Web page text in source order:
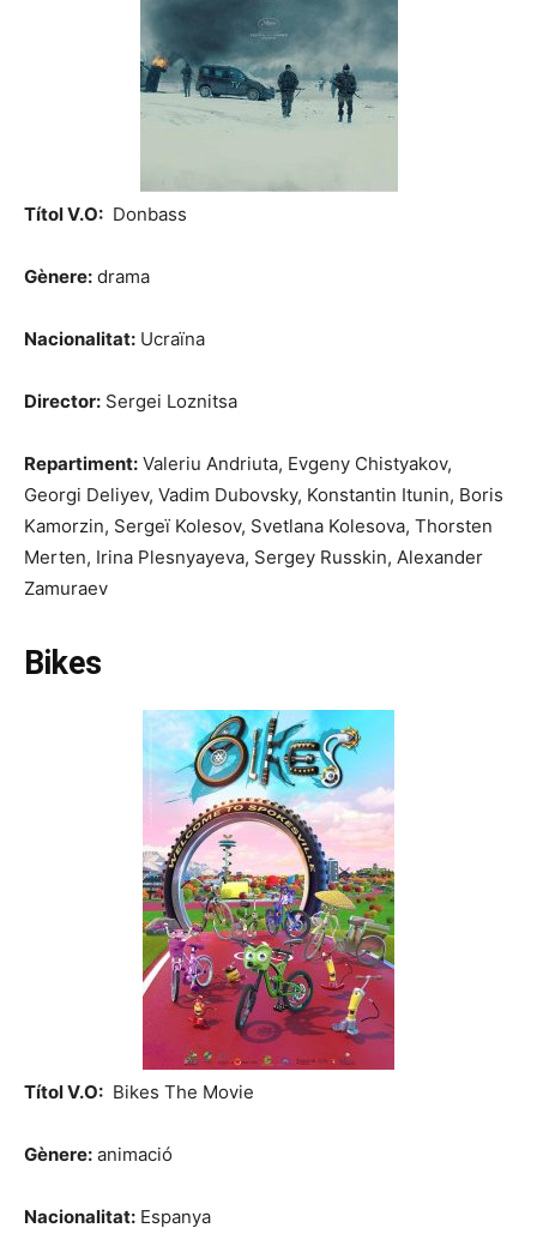
Títol V.O: Donbass
Gènere: drama
Nacionalitat: Ucraïna
Director: Sergei Loznitsa
Repartiment: Valeriu Andriuta, Evgeny Chistyakov,
Georgi Deliyev, Vadim Dubovsky, Konstantin Itunin, Boris
Kamorzin, Sergeï Kolesov, Svetlana Kolesova, Thorsten
Merten, Irina Plesnyayeva, Sergey Russkin, Alexander
Zamuraev
Bikes
Títol V.O: Bikes The Movie
Gènere: animació
Nacionalitat: Espanya